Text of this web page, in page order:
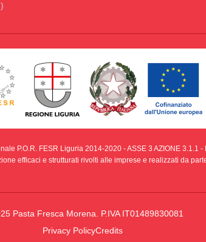
P.O.R. FESR Liguria 2014-2020 - ASSE 3 AZIONE
efficaci e strutturati rivolti alle imprese e realizzati da
Pasta Fresca Morena. P.IVA IT01489830081
Privacy PolicyCredits